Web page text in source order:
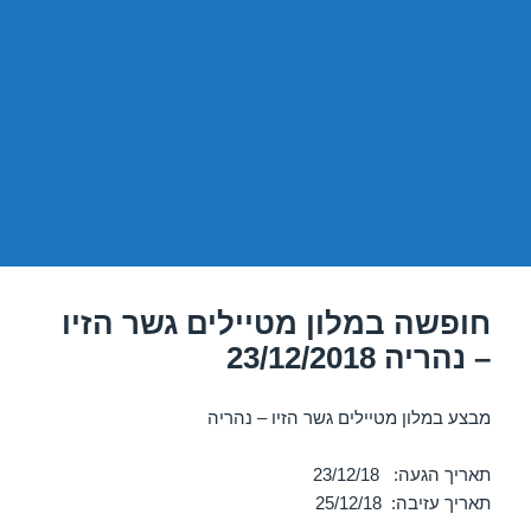
חופשה במלון מטיילים גשר הזיו
– נהריה 23/12/2018
מבצע במלון מטיילים גשר הזיו – נהריה
תאריך הגעה: 23/12/18
תאריך עזיבה: 25/12/18